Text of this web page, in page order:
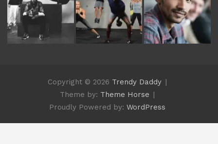
Copyright © 2026 Trendy Daddy
Theme by: Theme Horse
Proudly Powered by: WordPress